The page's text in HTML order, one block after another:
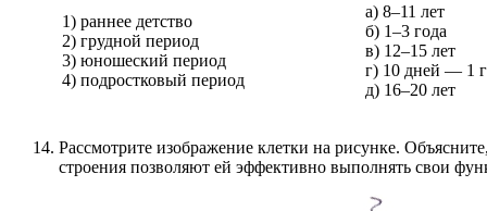
1) раннее детство
2) грудной период
3) юношеский период
4) подростковый период
а) 8–11 лет
б) 1–3 года
в) 12–15 лет
г) 10 дней — 1
д) 16–20 лет
Рассмотрите изображение клетки на рисунке.
строения позволяют ей эффективно выполнять свои